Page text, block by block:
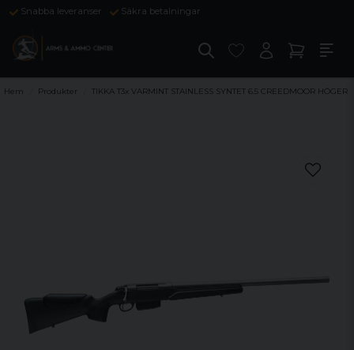
Snabba leveranser Säkra betalningar
Hem Produkter TIKKA T3x VARMINT STAINLESS SYNTET 6.5 CREEDMOOR HÖGER